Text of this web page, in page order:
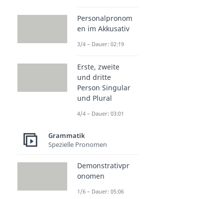
Personalpronom
en im Akkusativ
3/4 – Dauer: 02:19
Erste, zweite
und dritte
Person Singular
und Plural
4/4 – Dauer: 03:01
Grammatik
Spezielle Pronomen
Demonstrativpr
onomen
1/6 – Dauer: 05:06